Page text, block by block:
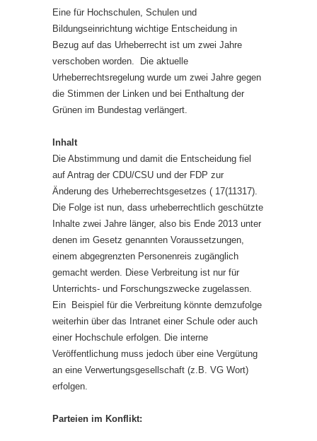
Eine für Hochschulen, Schulen und
Bildungseinrichtung wichtige Entscheidung in
Bezug auf das Urheberrecht ist um zwei Jahre
verschoben worden. Die aktuelle
Urheberrechtsregelung wurde um zwei Jahre gegen
die Stimmen der Linken und bei Enthaltung der
Grünen im Bundestag verlängert.
Inhalt
Die Abstimmung und damit die Entscheidung fiel
auf Antrag der CDU/CSU und der FDP zur
Änderung des Urheberrechtsgesetzes ( 17(11317).
Die Folge ist nun, dass urheberrechtlich geschützte
Inhalte zwei Jahre länger, also bis Ende 2013 unter
denen im Gesetz genannten Voraussetzungen,
einem abgegrenzten Personenreis zugänglich
gemacht werden. Diese Verbreitung ist nur für
Unterrichts- und Forschungszwecke zugelassen.
Ein Beispiel für die Verbreitung könnte demzufolge
weiterhin über das Intranet einer Schule oder auch
einer Hochschule erfolgen. Die interne
Veröffentlichung muss jedoch über eine Vergütung
an eine Verwertungsgesellschaft (z.B. VG Wort)
erfolgen.
Parteien im Konflikt: